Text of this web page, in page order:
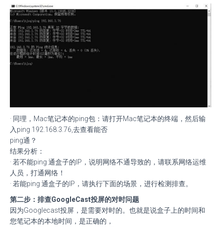
· 同理，Mac笔记本的ping包：请打开Mac笔记本的终端，然后输
入ping 192.168.3.76,去查看能否
ping通？
结果分析：
· 若不能ping 通盒子的IP，说明网络不通导致的，请联系网络运维
人员，打通网络！
· 若能ping 通盒子的IP，请执行下面的场景，进行检测排查。
第二步：排查GoogleCast投屏的对时问题
因为Googlecast投屏，是需要对时的。也就是说盒子上的时间和
您笔记本的本地时间，是正确的，